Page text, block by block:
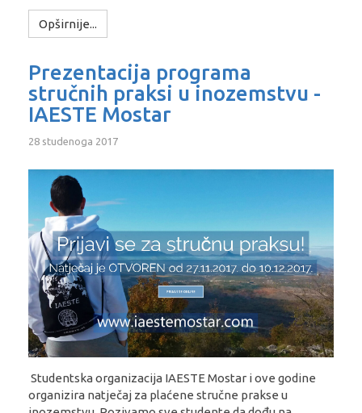
Opširnije...
Prezentacija programa
stručnih praksi u inozemstvu -
IAESTE Mostar
28 studenoga 2017
Studentska organizacija IAESTE Mostar i ove godine
organizira natječaj za plaćene stručne prakse u